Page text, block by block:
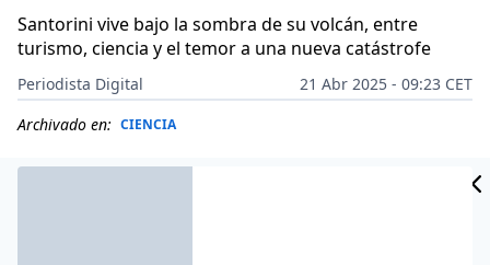
Santorini vive bajo la sombra de su volcán, entre
turismo, ciencia y el temor a una nueva catástrofe
Periodista Digital
21 Abr 2025 - 09:23 CET
Archivado en: CIENCIA